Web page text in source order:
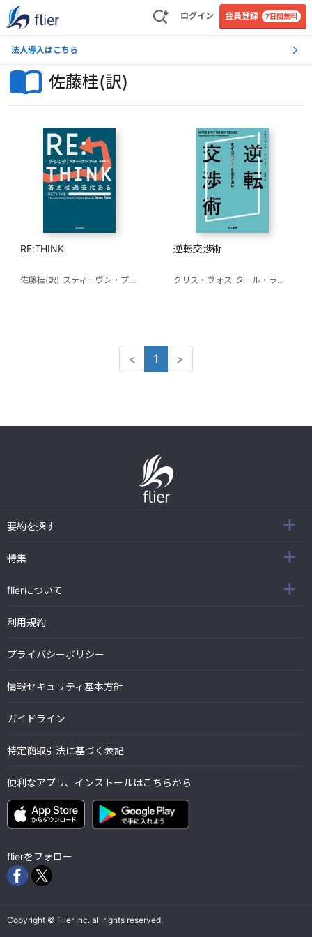
ログイン 会員登録 7日間無料
法人導入はこちら
佐藤桂(訳)
RE:THINK
佐藤桂(訳) スティーヴン・プール
逆転交渉術
クリス・ヴォス タール・ラズ
< 1 >
要約を探す
特集
flierについて
利用規約
プライバシーポリシー
情報セキュリティ基本方針
ガイドライン
特定商取引法に基づく表記
便利なアプリ、インストールはこちらから
flierをフォロー
Copyright © Flier Inc. all rights reserved.